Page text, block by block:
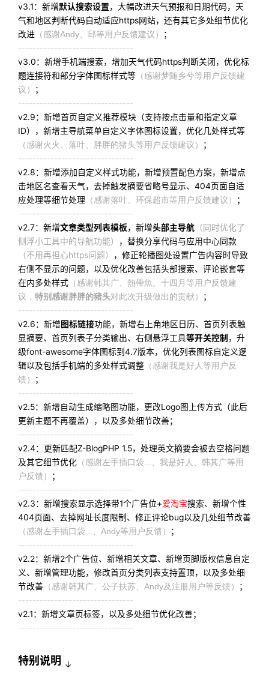
v3.1：新增默认搜索设置，大幅改进天气预报和日期代码，天
气和地区判断代码自动适应https网站，还有其它多处细节优化
改进 （感谢Andy、邱等用户反馈建议）
；
--------------------------------
v3.0：新增手机端搜索，增加天气代码https判断关闭，优化标
题连接符和部分字体图标样式等 （感谢梦随乡兮等用户反馈建
议）
；
--------------------------------
v2.9：新增首页自定义推荐模块（支持按点击量和指定文章
ID），新增主导航菜单自定义字体图标设置，优化几处样式等
（感谢火火、落叶、胖胖的猪头等用户反馈建议）
；
--------------------------------
v2.8：新增添加自定义样式功能，新增预置配色方案，新增点
击地区名查看天气，去掉触发摘要省略号显示、404页面自适
应处理等细节处理 （感谢落叶、环保超市等用户反馈建议）
；
--------------------------------
v2.7：新增文章类型列表模板，新增头部主导航 （同时优化了
侧浮小工具中的导航功能）
，替换分享代码与应用中心同款
（不用再担心https问题）
，修正轮播图处设置广告内容时导致
右侧不显示的问题，以及优化改善包括头部搜索、评论嵌套等
在内多处样式 （感谢韩其广、熱帶魚、十四月等用户反馈建
议， 特别感谢胖胖的猪头对此次升级做出的贡献）
；
--------------------------------
v2.6：新增图标链接功能，新增右上角地区日历、首页列表触
显摘要、首页列表子分类输出、右侧悬浮工具等开关控制，升
级font-awesome字体图标到4.7版本，优化列表图标自定义逻
辑以及包括手机端的多处样式调整 （感谢我是好人等用户反
馈）
；
--------------------------------
v2.5：新增自动生成缩略图功能，更改Logo图上传方式（此后
更新主题不再覆盖），以及多处细节改善；
--------------------------------
v2.4：更新匹配Z-BlogPHP 1.5，处理英文摘要会被去空格问题
及其它细节优化 （感谢左手插口袋...、我是好人、韩其广等用
户反馈）
；
--------------------------------
v2.3：新增搜索显示选择带1个广告位+爱淘宝搜索、新增个性
404页面、去掉网址长度限制、修正评论bug以及几处细节改善
（感谢左手插口袋...、Andy等用户反馈）
；
--------------------------------
v2.2：新增2个广告位、新增相关文章、新增页脚版权信息自定
义、新增管理功能，修改首页分类列表支持置顶，以及多处细
节改善 （感谢韩其广、公子扶苏、Andy及注册用户等反馈）
；
--------------------------------
v2.1：新增文章页标签，以及多处细节优化改善；
--------------------------------
特别说明 ↓